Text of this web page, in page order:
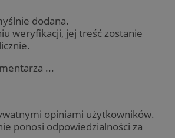
dodana.
weryfikacji, jej treść zostanie
...
opiniami użytkowników.
ponosi odpowiedzialności za